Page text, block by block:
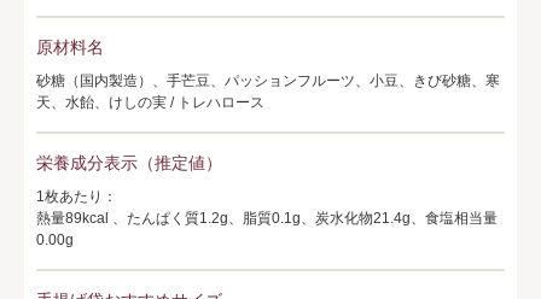
原材料名
砂糖（国内製造）、手芒豆、パッションフルーツ、小豆、きび砂糖、寒
天、水飴、けしの実 / トレハロース
栄養成分表示（推定値）
1枚あたり：
熱量89kcal 、たんぱく質1.2g、脂質0.1g、炭水化物21.4g、食塩相当量
0.00g